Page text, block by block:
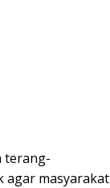
terang-
agar masyarakat